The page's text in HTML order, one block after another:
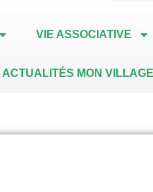
VIE ASSOCIATIVE
ACTUALITÉS MON VILLAGE